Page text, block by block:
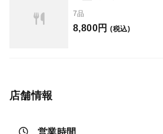
7品
8,800円 (税込)
店舗情報